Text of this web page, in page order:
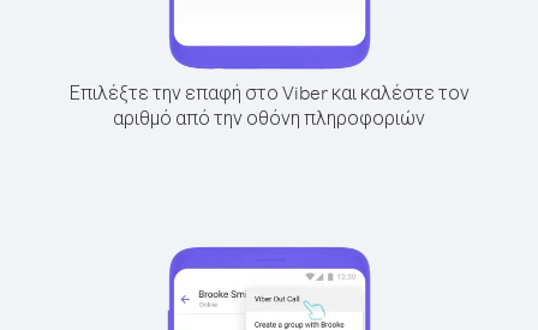
Επιλέξτε την επαφή στο Viber και καλέστε τον
αριθμό από την οθόνη πληροφοριών